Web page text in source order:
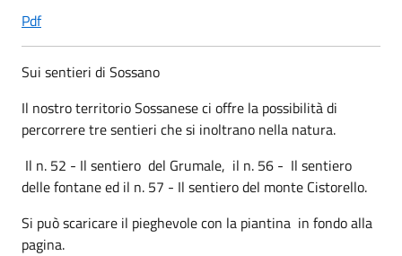
Pdf
Sui sentieri di Sossano
Il nostro territorio Sossanese ci offre la possibilità di
percorrere tre sentieri che si inoltrano nella natura.
Il n. 52 - Il sentiero del Grumale, il n. 56 - Il sentiero
delle fontane ed il n. 57 - Il sentiero del monte Cistorello.
Si può scaricare il pieghevole con la piantina in fondo alla
pagina.